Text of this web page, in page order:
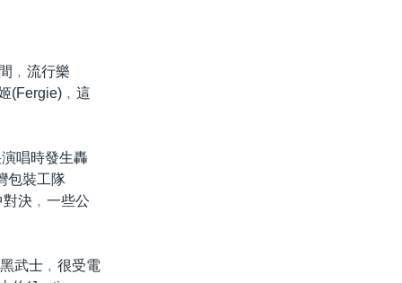
﹐流行樂
(Fergie)﹐這
唱時發生轟
包裝工隊
決﹐一些公
武士﹐很受電